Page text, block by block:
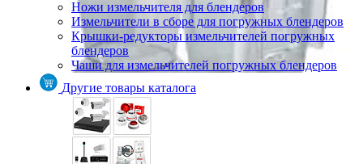
Ножи измельчителя для блендеров
Измельчители в сборе для погружных блендеров
Крышки-редукторы измельчителей погружных
блендеров
Чаши для измельчителей погружных блендеров
Другие товары каталога